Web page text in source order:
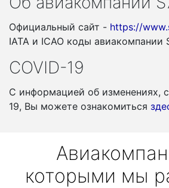
Официальный сайт - https://
IATA и ICAO коды авиакомпании
COVID-19
С информацией об изменениях,
19, Вы можете ознакомиться
которыми мы